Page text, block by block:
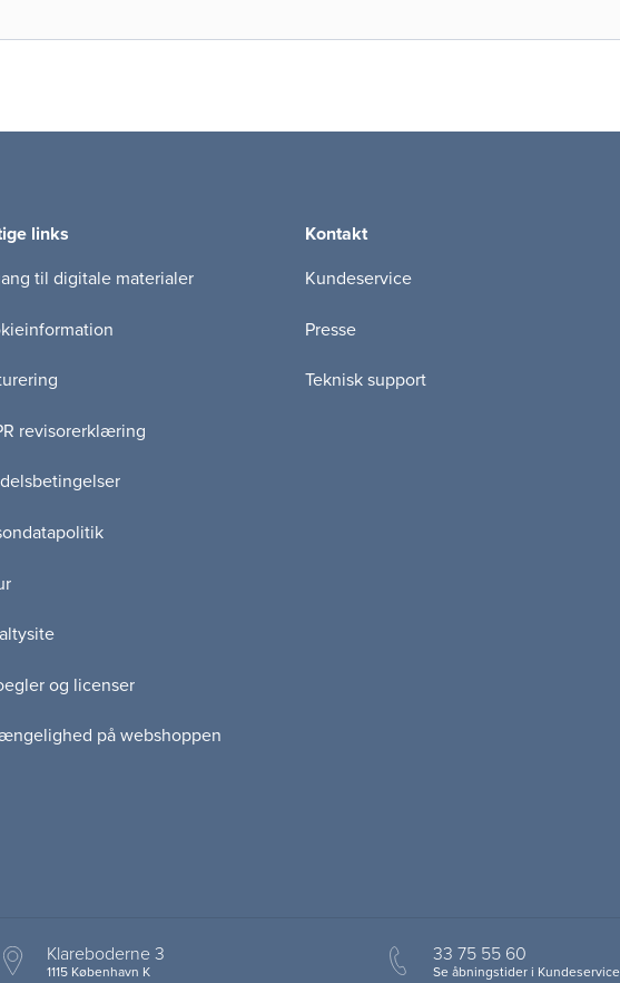
links
til digitale materialer
revisorerklæring
og licenser
på webshoppen
Kontakt
Kundeservice
Presse
Teknisk support
Klareboderne 3
1115 København K
33 75 55 60
Se åbningstider i Kundeservice